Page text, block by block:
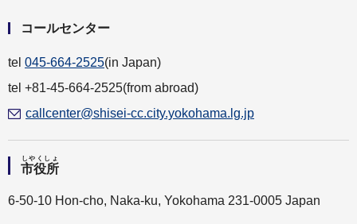
コールセンター
tel 045-664-2525(in Japan)
tel +81-45-664-2525(from abroad)
callcenter@shisei-cc.city.yokohama.lg.jp
市役所
しやくしょ
6-50-10 Hon-cho, Naka-ku, Yokohama 231-0005 Japan